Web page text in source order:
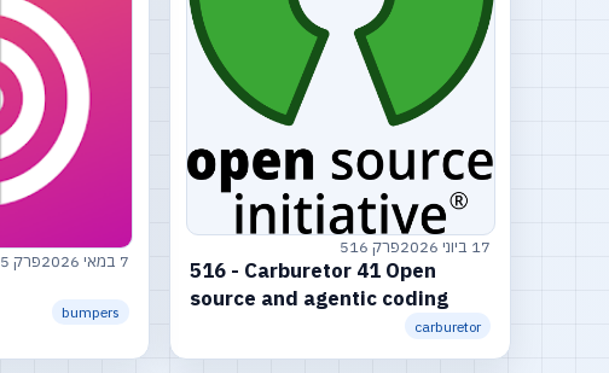
17 ביוני 2026 פרק 516
516 - Carburetor 41 Open
source and agentic coding
carburetor
7 במאי 2026 פרק 515
bumpers